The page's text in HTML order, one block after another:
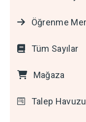
Öğrenme
Tüm Sayılar
Mağaza
Talep Havuzu